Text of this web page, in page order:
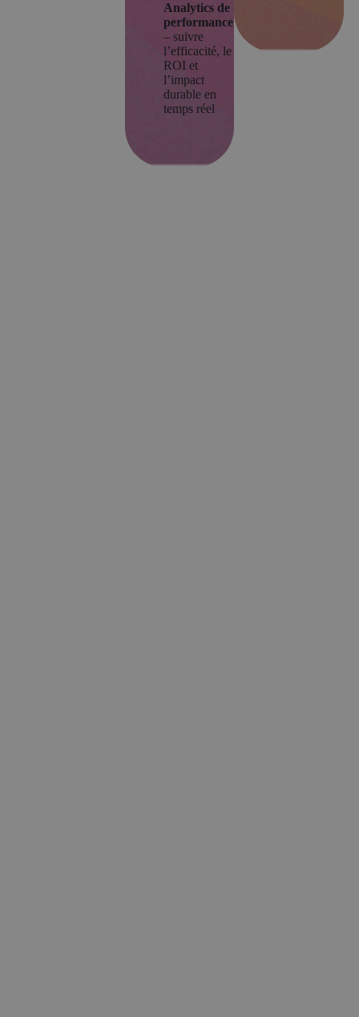
Analytics de
performance
– suivre
l’efficacité, le
ROI et
l’impact
durable en
temps réel